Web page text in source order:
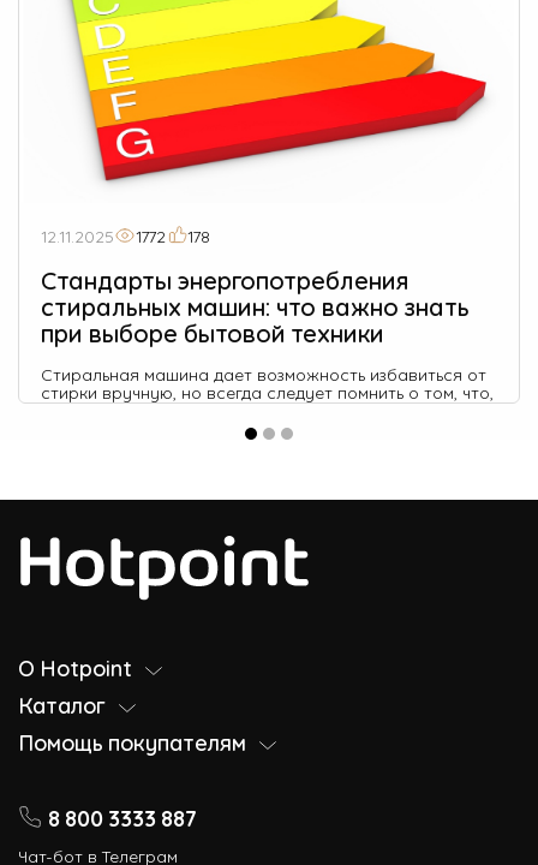
12.11.2025 1772 178
Стандарты энергопотребления
стиральных машин: что важно знать
при выборе бытовой техники
Стиральная машина дает возможность избавиться от
стирки вручную, но всегда следует помнить о том, что,
как и любая другая бытовая техника, она требует
определённых финансовых затрат при эксплуатации,
например на электроэнергию.
О Hotpoint
Каталог
Помощь покупателям
8 800 3333 887
Чат-бот в Телеграм